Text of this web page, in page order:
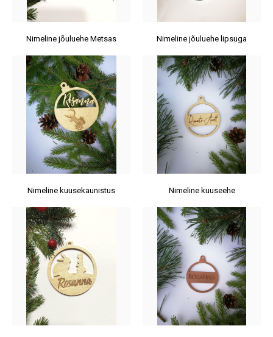
Nimeline jõuluehe Metsas Nimeline jõuluehe lipsuga
Nimeline kuusekaunistus Nimeline kuuseehe